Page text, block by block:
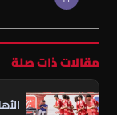
مقالات ذات صلة